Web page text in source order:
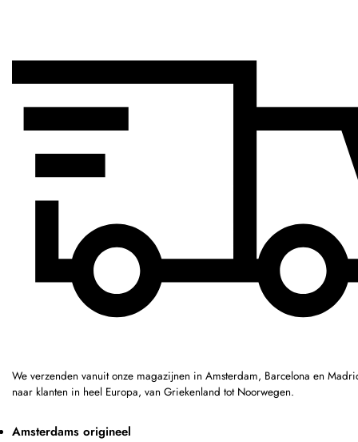
We verzenden vanuit onze magazijnen in Amsterdam, Barcelona en
naar klanten in heel Europa, van Griekenland tot Noorwegen.
Amsterdams origineel